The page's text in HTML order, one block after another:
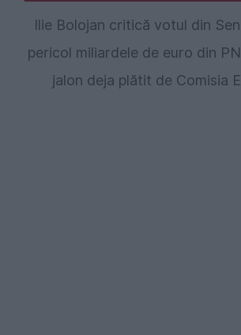
Ilie Bolojan critică votul din
pericol miliardele de euro din
jalon deja plătit de Comisia